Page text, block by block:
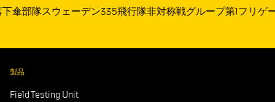
隊落下傘部隊スウェーデン335飛行隊非対称戦グループ第1
製品
Field Testing Unit